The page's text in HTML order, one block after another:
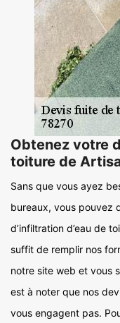
Obtenez votre
toiture de
Sans que vous ayez
bureaux, vous pouvez
d’infiltration d’eau de
suffit de remplir nos
notre site web et vous
est à noter que nos
vous engagent pas.